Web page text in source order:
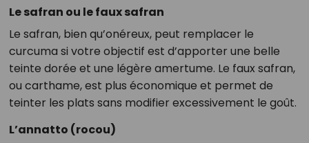
Le safran ou le faux safran
Le safran, bien qu’onéreux, peut remplacer le
curcuma si votre objectif est d’apporter une belle
teinte dorée et une légère amertume. Le faux safran,
ou carthame, est plus économique et permet de
teinter les plats sans modifier excessivement le goût.
L’annatto (rocou)